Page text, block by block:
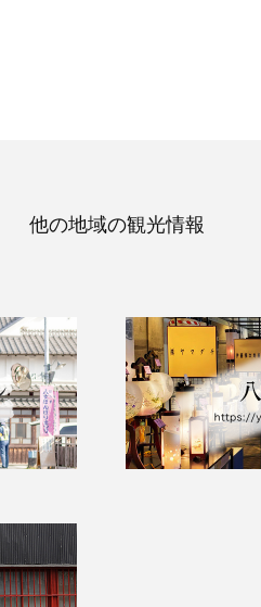
他の地域の観光情報